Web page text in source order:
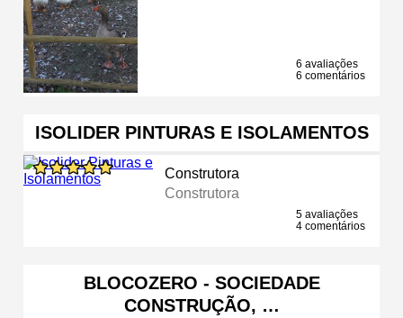
6 avaliações
6 comentários
ISOLIDER PINTURAS E ISOLAMENTOS
Construtora
Construtora
5 avaliações
4 comentários
BLOCOZERO - SOCIEDADE
CONSTRUÇÃO, …